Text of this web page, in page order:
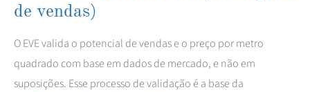
de vendas)
O EVE valida o potencial de vendas e o preço por metro
quadrado com base em dados de mercado, e não em
suposições. Esse processo de validação é a base da